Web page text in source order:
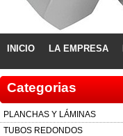
INICIO LA EMPRESA
Categorias
PLANCHAS Y LÁMINAS
TUBOS REDONDOS